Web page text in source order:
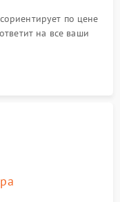
по цене
на все ваши